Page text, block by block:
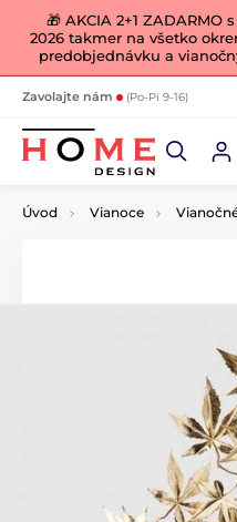
🎁 AKCIA 2+1 ZADARMO
2026 takmer na všetko
predobjednávku a
Zavolajte nám (Po-Pi 9-16)
Úvod Vianoce